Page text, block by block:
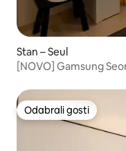
Stan – Seul
[NOVO] Gamsung
Smještaj na 7. katu s
Odabrali gosti
Odabrali gosti